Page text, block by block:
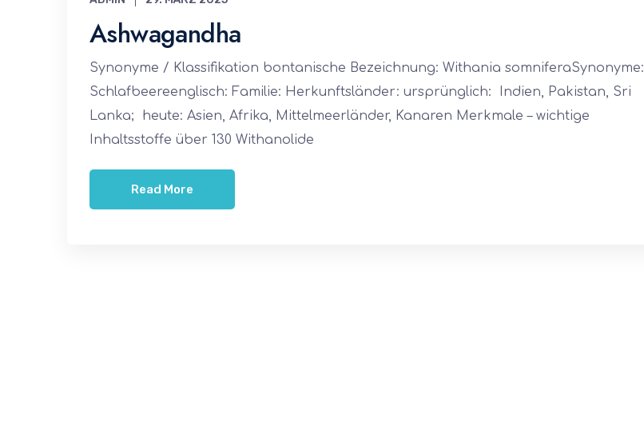
Ashwagandha
Synonyme / Klassifikation bontanische Bezeichnung: Withania somniferaSynonyme:
Schlafbeereenglisch: Familie: Herkunftsländer: ursprünglich: Indien, Pakistan, Sri
Lanka; heute: Asien, Afrika, Mittelmeerländer, Kanaren Merkmale – wichtige
Inhaltsstoffe über 130 Withanolide
Read More